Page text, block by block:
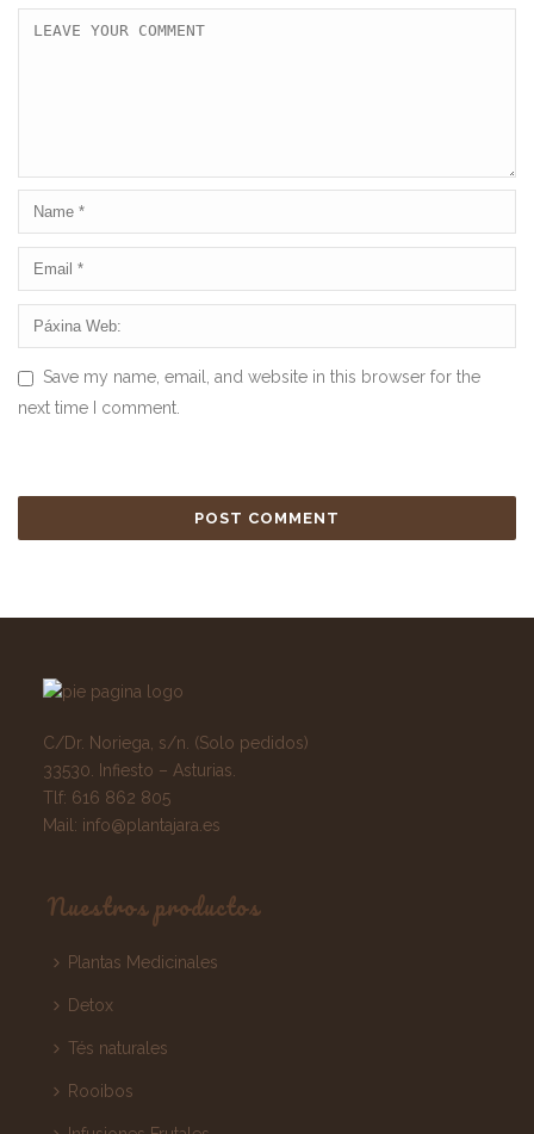
Save my name, email, and website in this browser for the
next time I comment.
C/Dr. Noriega, s/n. (Solo pedidos)
33530. Infiesto – Asturias.
Tlf: 616 862 805
Mail: info@plantajara.es
Nuestros productos
Plantas Medicinales
Detox
Tés naturales
Rooibos